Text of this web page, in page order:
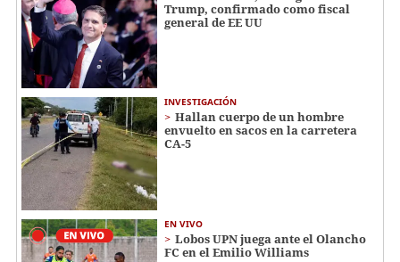
Trump, confirmado como fiscal
general de EE UU
INVESTIGACIÓN
Hallan cuerpo de un hombre
envuelto en sacos en la carretera
CA-5
EN VIVO
Lobos UPN juega ante el Olancho
FC en el Emilio Williams